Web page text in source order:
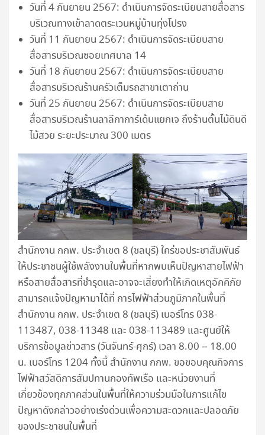
วันที่ 4 กันยายน 2567: ดำเนินการจัดระเบียบสายสื่อสาร
บริเวณทางเข้าลาดตระเวนหมู่บ้านทุ่งโปรง
วันที่ 11 กันยายน 2567: ดำเนินการจัดระเบียบสาย
สื่อสารบริเวณซอยเทศบาล 14
วันที่ 18 กันยายน 2567: ดำเนินการจัดระเบียบสาย
สื่อสารบริเวณร้านครัวเต็มรถสาขาเตาถ่าน
วันที่ 25 กันยายน 2567: ดำเนินการจัดระเบียบสาย
สื่อสารบริเวณร้านลาลีกาการ์เด้นแยกเจ ถึงร้านตั้นไม้ดินดี
ไม้สวย ระยะประมาณ 300 เมตร
สำนักงาน กกพ. ประจำเขต 8 (ชลบุรี) ใคร่ขอประชาสัมพันธ์
ให้ประชาชนผู้ใช้พลังงานในพื้นที่หากพบเห็นปัญหาสายไฟฟ้า
หรือสายสื่อสารที่ชำรุดและอาจจะเสี่ยงทำให้เกิดเหตุอัคคีภัย
สามารถแจ้งปัญหามาได้ที่ การไฟฟ้าส่วนภูมิภาคในพื้นที่
สำนักงาน กกพ. ประจำเขต 8 (ชลบุรี) เบอร์โทร 038-
113487, 038-11348 และ 038-113489 และศูนย์ให้
บริการข้อมูลข่าวสาร (วันจันทร์-ศุกร์) เวลา 8.00 – 18.00
น. เบอร์โทร 1204 ทั้งนี้ สำนักงาน กกพ. ขอขอบคุณกิจการ
ไฟฟ้าสวัสดิการสัมปทานกองทัพเรือ และหน่วยงานที่
เกี่ยวข้องทุกภาคส่วนในพื้นที่ให้ความร่วมมือในการแก้ไข
ปัญหาดังกล่าวอย่างเร่งด่วนเพื่อความสะดวกและปลอดภัย
ของประชาชนในพื้นที่